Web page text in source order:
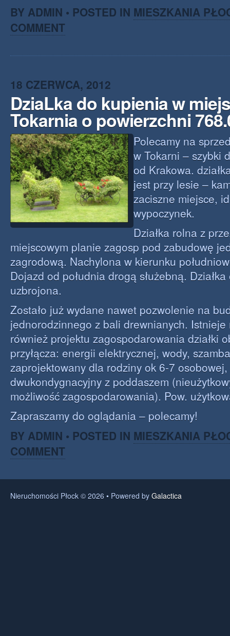
BY ADMIN • POSTED IN MIESZKANIA
COMMENT
18 CZERWCA, 2012
DziaLka do kupienia w
Tokarnia o powierzchni
Polecamy na
w Tokarni – szybki
od Krakowa.
jest przy lesie –
zaciszne miejsce,
wypoczynek.
Działka rolna z
miejscowym planie zagosp pod zabudowę
zagrodową. Nachylona w kierunku
Dojazd od południa drogą służebną.
uzbrojona.
Zostało już wydane nawet pozwolenie na
jednorodzinnego z bali drewnianych. Istnieje
również projektu zagospodarowania działki
przyłącza: energii elektrycznej, wody,
zaprojektowany dla rodziny ok 6-7
dwukondygnacyjny z poddaszem
możliwość zagospodarowania). Pow.
Zapraszamy do oglądania – polecamy!
BY ADMIN • POSTED IN MIESZKANIA
COMMENT
Nieruchomości Płock © 2026 • Powered by Galactica